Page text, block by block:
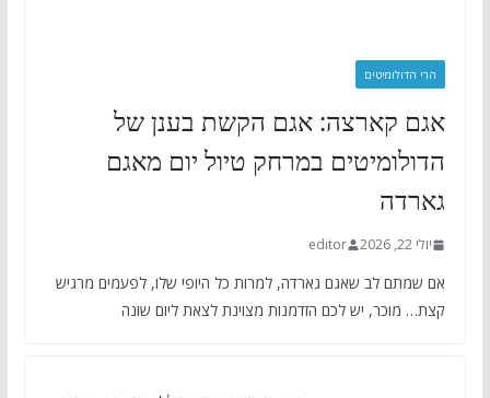
הרי הדולומיטים
אגם קארצה: אגם הקשת בענן של
הדולומיטים במרחק טיול יום מאגם
גארדה
יולי 22, 2026 editor
אם שמתם לב שאגם גארדה, למרות כל היופי שלו, לפעמים מרגיש
קצת… מוכר, יש לכם הזדמנות מצוינת לצאת ליום שונה